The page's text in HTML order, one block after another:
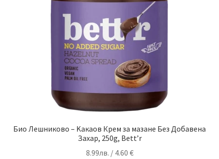
Био Лешниково – Kакаов Крем за мазане Без Добавена
Захар, 250g, Bett’r
8.99лв. / 4.60 €